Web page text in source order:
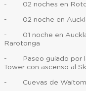
- 02 noches en
- 02 noche en
- 01 noche en
Rarotonga
- Paseo guiado por la
Tower con ascenso al
- Cuevas de